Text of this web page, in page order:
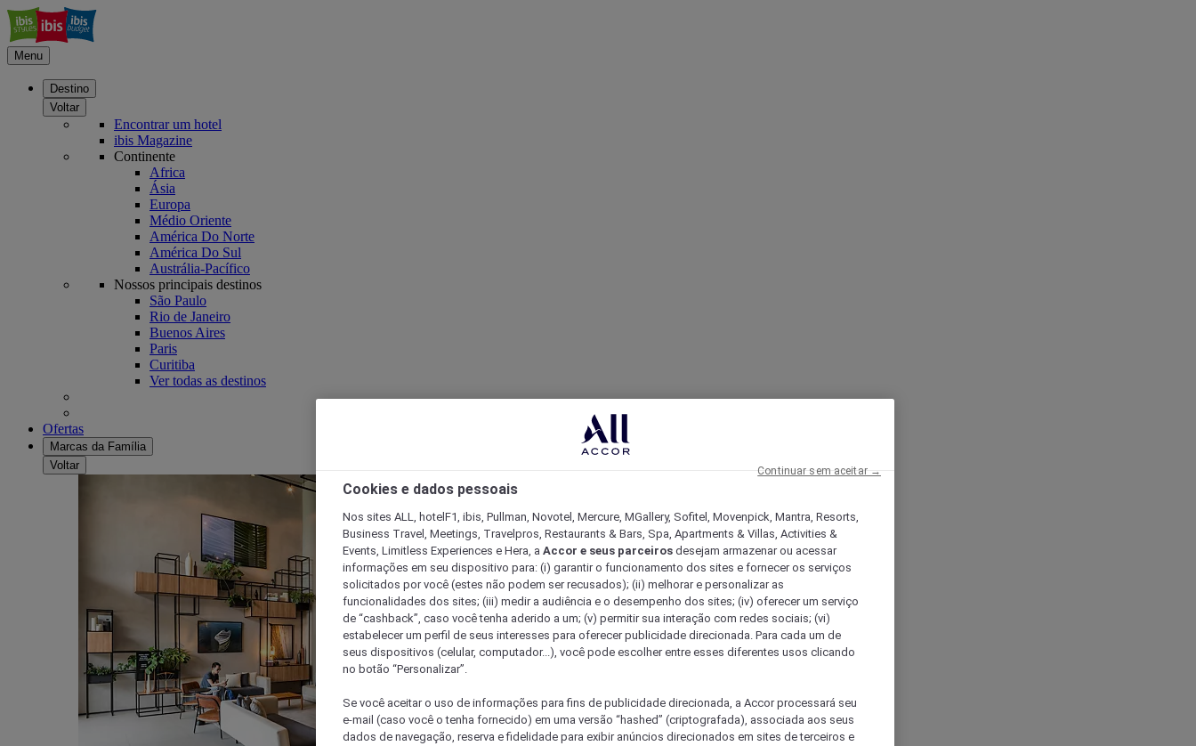
Menu
Destino
Voltar
Encontrar um hotel
ibis Magazine
Continente
Africa
Ásia
Europa
Médio Oriente
América Do Norte
América Do Sul
Austrália-Pacífico
Nossos principais destinos
São Paulo
Rio de Janeiro
Buenos Aires
Paris
Curitiba
Ver todas as destinos
Ofertas
Marcas da Família
Voltar
Cookies e dados pessoais
Nos sites ALL, hotelF1, ibis, Pullman, Novotel, Mercure, MGallery, Sofitel, Movenpick, Mantra, Resorts,
Business Travel, Meetings, Travelpros, Restaurants & Bars, Spa, Apartments & Villas, Activities &
Events, Limitless Experiences e Hera, a Accor e seus parceiros desejam armazenar ou acessar
informações em seu dispositivo para: (i) garantir o funcionamento dos sites e fornecer os serviços
solicitados por você (estes não podem ser recusados); (ii) melhorar e personalizar as
funcionalidades dos sites; (iii) medir a audiência e o desempenho dos sites; (iv) oferecer um serviço
de “cashback”, caso você tenha aderido a um; (v) permitir sua interação com redes sociais; (vi)
estabelecer um perfil de seus interesses para oferecer publicidade direcionada. Para cada um de
seus dispositivos (celular, computador...), você pode escolher entre esses diferentes usos clicando
no botão “Personalizar”.
Se você aceitar o uso de informações para fins de publicidade direcionada, a Accor processará seu
e-mail (caso você o tenha fornecido) em uma versão “hashed” (criptografada), associada aos seus
dados de navegação, reserva e fidelidade para exibir anúncios direcionados em sites de terceiros e
Continuar sem aceitar →